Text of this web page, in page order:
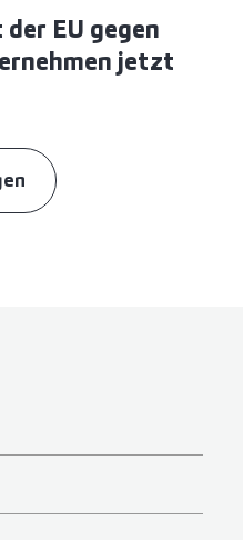
EU gegen
jetzt